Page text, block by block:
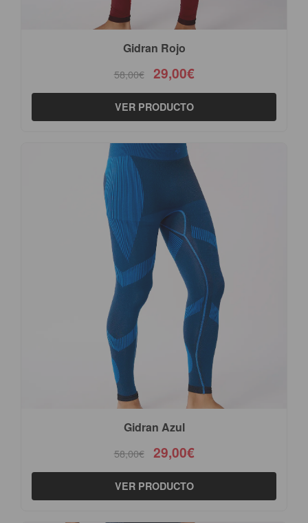
Gidran Rojo
58,00€ 29,00€
VER PRODUCTO
Gidran Azul
58,00€ 29,00€
VER PRODUCTO